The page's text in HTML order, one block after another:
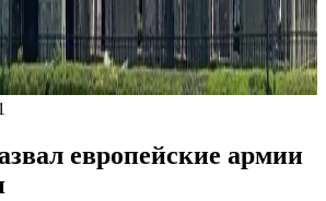
европейские армии